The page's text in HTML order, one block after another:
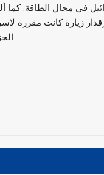
في مجال الطاقة. كما